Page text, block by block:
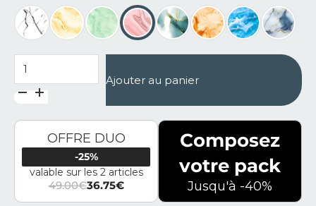
quantité de Tapis de bain en diatomite Essence
Ajouter au panier
OFFRE DUO
-25%
valable sur les 2 articles
49.00€
Le prix initial était : 49.00€.
36.75€
Le prix actuel est : 36.75€.
Composez
votre pack
Jusqu'à -40%